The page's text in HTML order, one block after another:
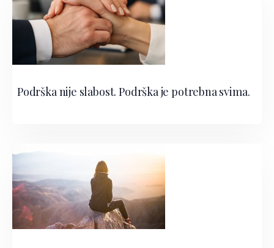
Podrška nije slabost. Podrška je potrebna svima.